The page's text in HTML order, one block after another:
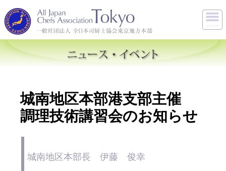
メニュー
城南地区本部港支部主催
調理技術講習会のお知らせ
城南地区本部長 伊藤 俊幸